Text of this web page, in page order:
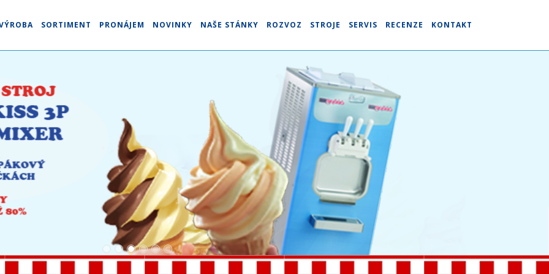
SORTIMENT PRONÁJEM NOVINKY NAŠE STÁNKY ROZVOZ STROJE SERVIS RECENZE KONTAKT